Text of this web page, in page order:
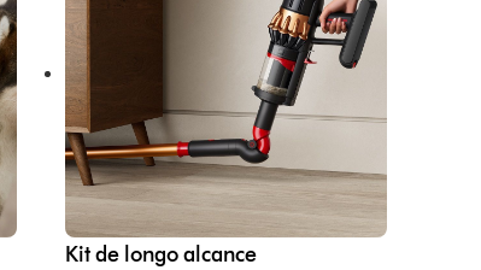
Kit de longo alcance